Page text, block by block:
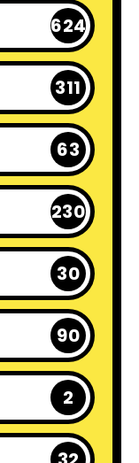
624
311
63
230
30
90
2